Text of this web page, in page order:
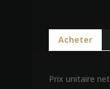
Acheter
Prix unitaire net